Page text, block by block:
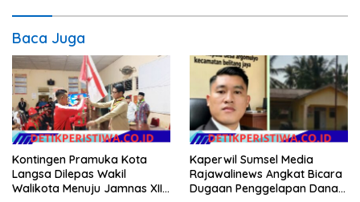
Baca Juga
Kontingen Pramuka Kota
Langsa Dilepas Wakil
Walikota Menuju Jamnas XII
Kaperwil Sumsel Media
Rajawalinews Angkat Bicara
Dugaan Penggelapan Dana